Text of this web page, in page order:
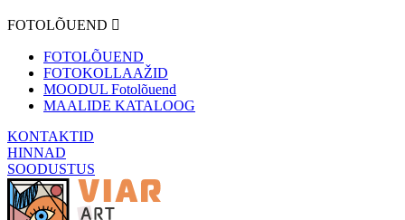
FOTOLÕUEND
FOTOLÕUEND
FOTOKOLLAAŽID
MOODUL Fotolõuend
MAALIDE KATALOOG
KONTAKTID
HINNAD
SOODUSTUS